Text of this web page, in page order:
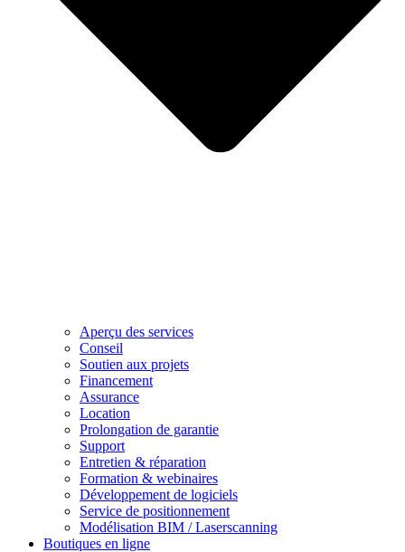
Aperçu des services
Conseil
Soutien aux projets
Financement
Assurance
Location
Prolongation de garantie
Support
Entretien & réparation
Formation & webinaires
Développement de logiciels
Service de positionnement
Modélisation BIM / Laserscanning
Boutiques en ligne